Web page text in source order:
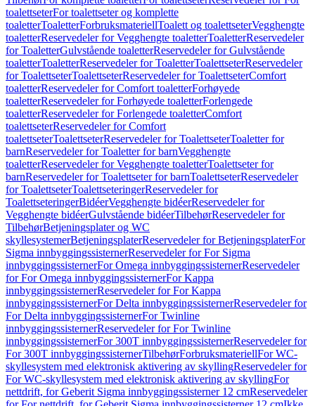
toalettseterFor toalettseter og komplette
toaletterToaletterForbruksmateriellToalett og toalettseterVegghengte
toaletterReservedeler for Vegghengte toaletterToaletterReservedeler
for ToaletterGulvstående toaletterReservedeler for Gulvstående
toaletterToaletterReservedeler for ToaletterToalettseterReservedeler
for ToalettseterToalettseterReservedeler for ToalettseterComfort
toaletterReservedeler for Comfort toaletterForhøyede
toaletterReservedeler for Forhøyede toaletterForlengede
toaletterReservedeler for Forlengede toaletterComfort
toalettseterReservedeler for Comfort
toalettseterToalettseterReservedeler for ToalettseterToaletter for
barnReservedeler for Toaletter for barnVegghengte
toaletterReservedeler for Vegghengte toaletterToalettseter for
barnReservedeler for Toalettseter for barnToalettseterReservedeler
for ToalettseterToalettseteringerReservedeler for
ToalettseteringerBidéerVegghengte bidéerReservedeler for
Vegghengte bidéerGulvstående bidéerTilbehørReservedeler for
TilbehørBetjeningsplater og WC
skyllesystemerBetjeningsplaterReservedeler for BetjeningsplaterFor
Sigma innbyggingssisternerReservedeler for For Sigma
innbyggingssisternerFor Omega innbyggingssisternerReservedeler
for For Omega innbyggingssisternerFor Kappa
innbyggingssisternerReservedeler for For Kappa
innbyggingssisternerFor Delta innbyggingssisternerReservedeler for
For Delta innbyggingssisternerFor Twinline
innbyggingssisternerReservedeler for For Twinline
innbyggingssisternerFor 300T innbyggingssisternerReservedeler for
For 300T innbyggingssisternerTilbehørForbruksmateriellFor WC-
skyllesystem med elektronisk aktivering av skyllingReservedeler for
For WC-skyllesystem med elektronisk aktivering av skyllingFor
nettdrift, for Geberit Sigma innbyggingssisterner 12 cmReservedeler